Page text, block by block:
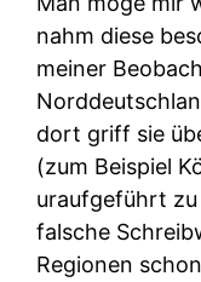
nahm diese
meiner
dort griff sie
(zum Beispiel
uraufgeführt
falsche
Regionen